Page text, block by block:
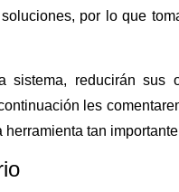
por lo que
reducirán sus
les
tan